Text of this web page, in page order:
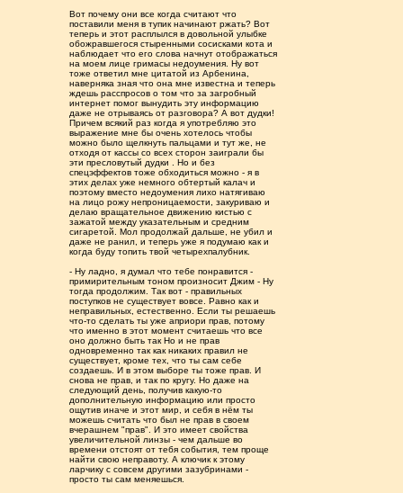
Вот почему они все когда считают что
поставили меня в тупик начинают ржать? Вот
теперь и этот расплылся в довольной улыбке
обожравшегося стыренными сосисками кота и
наблюдает что его слова начнут отображаться
на моем лице гримасы недоумения. Ну вот
тоже ответил мне цитатой из Арбенина,
наверняка зная что она мне известна и теперь
ждешь расспросов о том что за загробный
интернет помог вынудить эту информацию
даже не отрываясь от разговора? А вот дудки!
Причем всякий раз когда я употребляю это
выражение мне бы очень хотелось чтобы
можно было щелкнуть пальцами и тут же, не
отходя от кассы со всех сторон заиграли бы
эти пресловутый дудки . Но и без
спецэффектов тоже обходиться можно - я в
этих делах уже немного обтертый калач и
поэтому вместо недоумения лихо натягиваю
на лицо рожу непроницаемости, закуриваю и
делаю вращательное движению кистью с
зажатой между указательным и средним
сигаретой. Мол продолжай дальше, не убил и
даже не ранил, и теперь уже я подумаю как и
когда буду топить твой четырехпалубник.
- Ну ладно, я думал что тебе понравится -
примирительным тоном произносит Джим - Ну
тогда продолжим. Так вот - правильных
поступков не существует вовсе. Равно как и
неправильных, естественно. Если ты решаешь
что-то сделать ты уже априори прав, потому
что именно в этот момент считаешь что все
оно должно быть так Но и не прав
одновременно так как никаких правил не
существует, кроме тех, что ты сам себе
создаешь. И в этом выборе ты тоже прав. И
снова не прав, и так по кругу. Но даже на
следующий день, получив какую-то
дополнительную информацию или просто
ощутив иначе и этот мир, и себя в нём ты
можешь считать что был не прав в своем
вчерашнем "прав". И это имеет свойства
увеличительной линзы - чем дальше во
времени отстоят от тебя события, тем проще
найти свою неправоту. А ключик к этому
ларчику с совсем другими зазубринами -
просто ты сам меняешься.